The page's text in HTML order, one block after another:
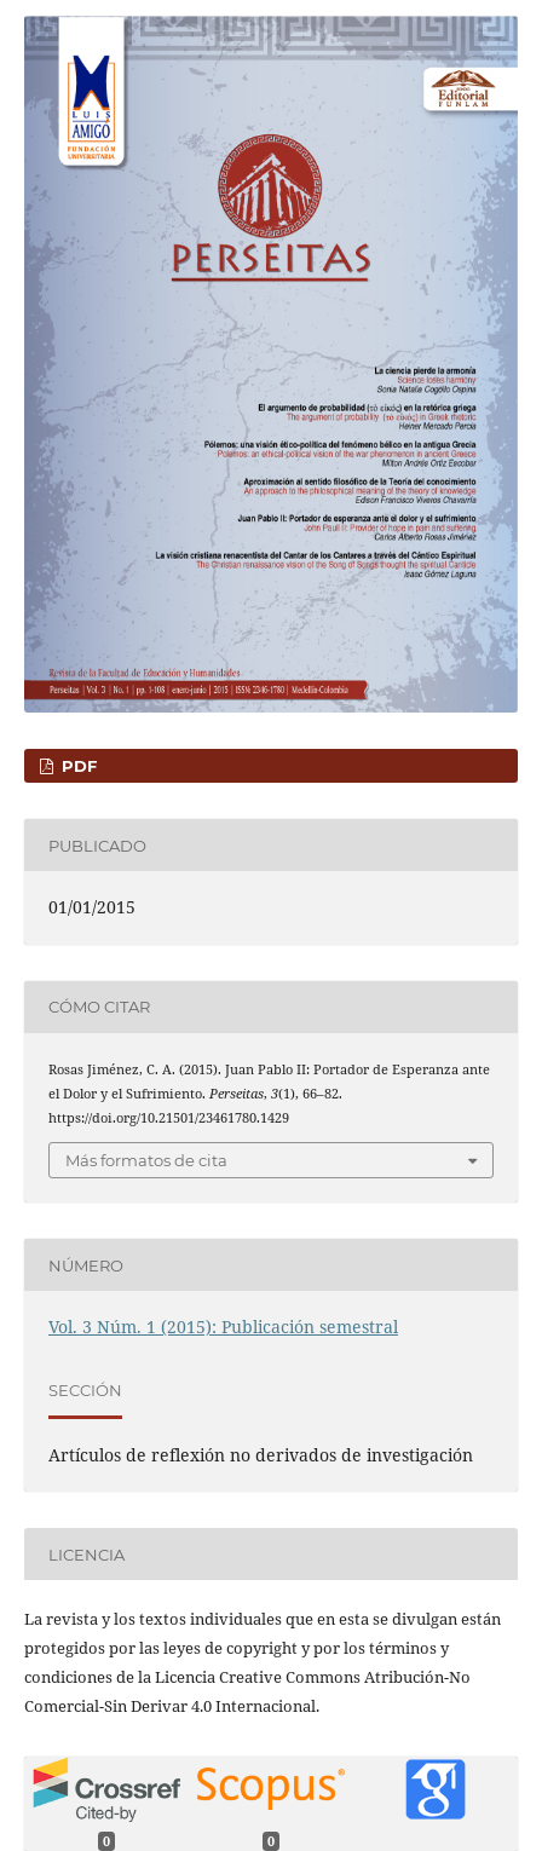
PDF
PUBLICADO
01/01/2015
CÓMO CITAR
Rosas Jiménez, C. A. (2015). Juan Pablo II: Portador de Esperanza ante
el Dolor y el Sufrimiento. Perseitas, 3(1), 66–82.
https://doi.org/10.21501/23461780.1429
Más formatos de cita
NÚMERO
Vol. 3 Núm. 1 (2015): Publicación semestral
SECCIÓN
Artículos de reflexión no derivados de investigación
LICENCIA
La revista y los textos individuales que en esta se divulgan están
protegidos por las leyes de copyright y por los términos y
condiciones de la Licencia Creative Commons Atribución-No
Comercial-Sin Derivar 4.0 Internacional.
0 0